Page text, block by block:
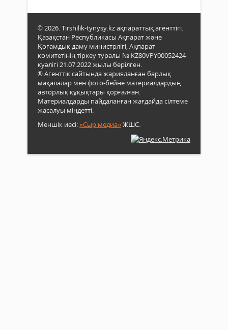
© 2026. Tirshilik-tynysy.kz ақпараттық агенттігі.
Қазақстан Республикасы Ақпарат және
Қоғамдық даму министрлігі, Ақпарат
комитетінің тіркеу туралы № KZ80VPY00052424
куәлігі 21.07.2022 жылы берілген.
® Агенттік сайтында жарияланған барлық
мақалалар мен фото-бейне материалдардың
авторлық құқықтары қорғалған.
Материалдарды пайдаланған жағдайда сілтеме
жасалуы міндетті.
Меншік иесі:«Сыр медиа»ЖШС.